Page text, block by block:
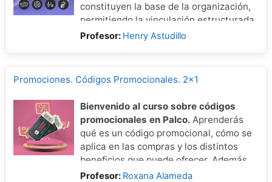
constituyen la base de la organización,
permitiendo la vinculación estructurada
de usuarios, recintos y eventos para una
Profesor: Henry Astudillo
Promociones. Códigos Promocionales. 2x1
Bienvenido al curso sobre códigos
promocionales en Palco. Aprenderás
qué es un código promocional, cómo se
aplica en las compras y los distintos
beneficios que puede ofrecer. Además,
conocerás cómo configurarlos para
Profesor: Roxana Alameda